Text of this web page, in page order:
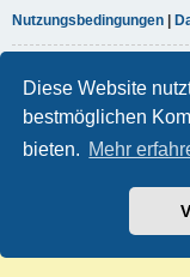
Diese Website
bestmöglichen
bieten. Mehr
Nutzungsbedingungen